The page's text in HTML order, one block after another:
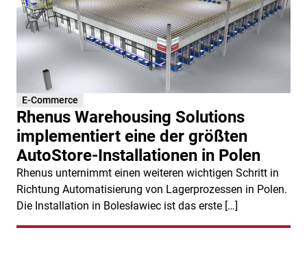
E-Commerce
Rhenus Warehousing Solutions
implementiert eine der größten
AutoStore-Installationen in Polen
Rhenus unternimmt einen weiteren wichtigen Schritt in
Richtung Automatisierung von Lagerprozessen in Polen.
Die Installation in Bolesławiec ist das erste […]